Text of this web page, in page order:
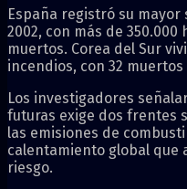
España registró su
2002, con más de
muertos. Corea del Sur
incendios, con 32
Los investigadores
futuras exige dos frentes
las emisiones de
calentamiento global que
riesgo.